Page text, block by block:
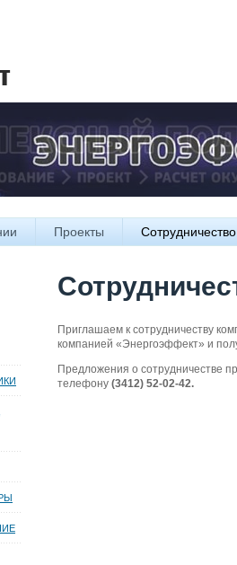
Проекты Сотрудничество
Приглашаем к сотрудничеству
компанией «Энергоэффект» и
Предложения о сотрудничестве
телефону (3412) 52-02-42.